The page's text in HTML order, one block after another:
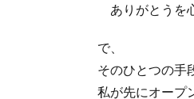
ありがとうを
で、
そのひとつの手
私が先にオープ